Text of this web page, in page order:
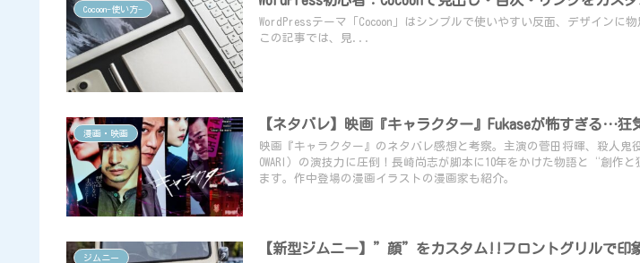
Cocoon-使い方-
WordPressテーマ「Cocoon」はシンプルで使いやすい反面、デザインに
この記事では、見...
漫画・映画
【ネタバレ】映画『キャラクター』Fukaseが怖すぎる…狂
映画『キャラクター』のネタバレ感想と考察。主演の菅田将暉、殺人鬼
OWARI）の演技力に圧倒！長崎尚志が脚本に10年をかけた物語と“創作
ます。作中登場の漫画イラストの漫画家も紹介。
ジムニー
【新型ジムニー】”顔”をカスタム!!フロントグリルで印